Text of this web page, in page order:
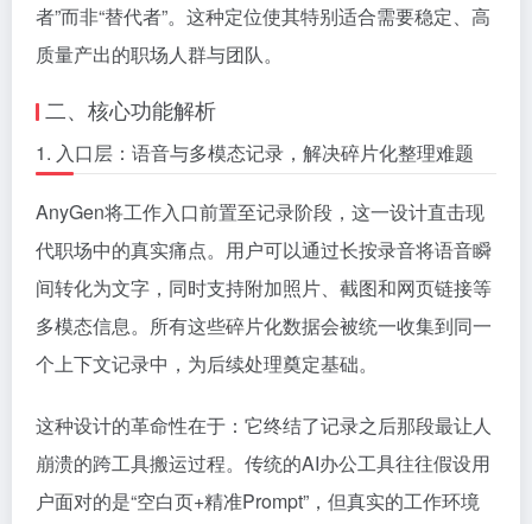
者”而非“替代者”。这种定位使其特别适合需要稳定、高
质量产出的职场人群与团队。
二、核心功能解析
1. 入口层：语音与多模态记录，解决碎片化整理难题
AnyGen将工作入口前置至记录阶段，这一设计直击现
代职场中的真实痛点。用户可以通过长按录音将语音瞬
间转化为文字，同时支持附加照片、截图和网页链接等
多模态信息。所有这些碎片化数据会被统一收集到同一
个上下文记录中，为后续处理奠定基础。
这种设计的革命性在于：它终结了记录之后那段最让人
崩溃的跨工具搬运过程。传统的AI办公工具往往假设用
户面对的是“空白页+精准Prompt”，但真实的工作环境